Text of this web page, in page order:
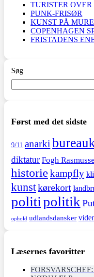
TURISTER
PUNK-FRISØR
KUNST PÅ
COPENHAGEN
FRISTADENS
Søg
Først med det sidste
9/11 anarki
diktatur Fogh
historiekampfly
kunstkørekort
politipolitik
ophold udlandsdansker
Læsernes favoritter